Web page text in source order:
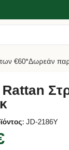
€60*Δωρεάν
Rattan
: JD-2186Y